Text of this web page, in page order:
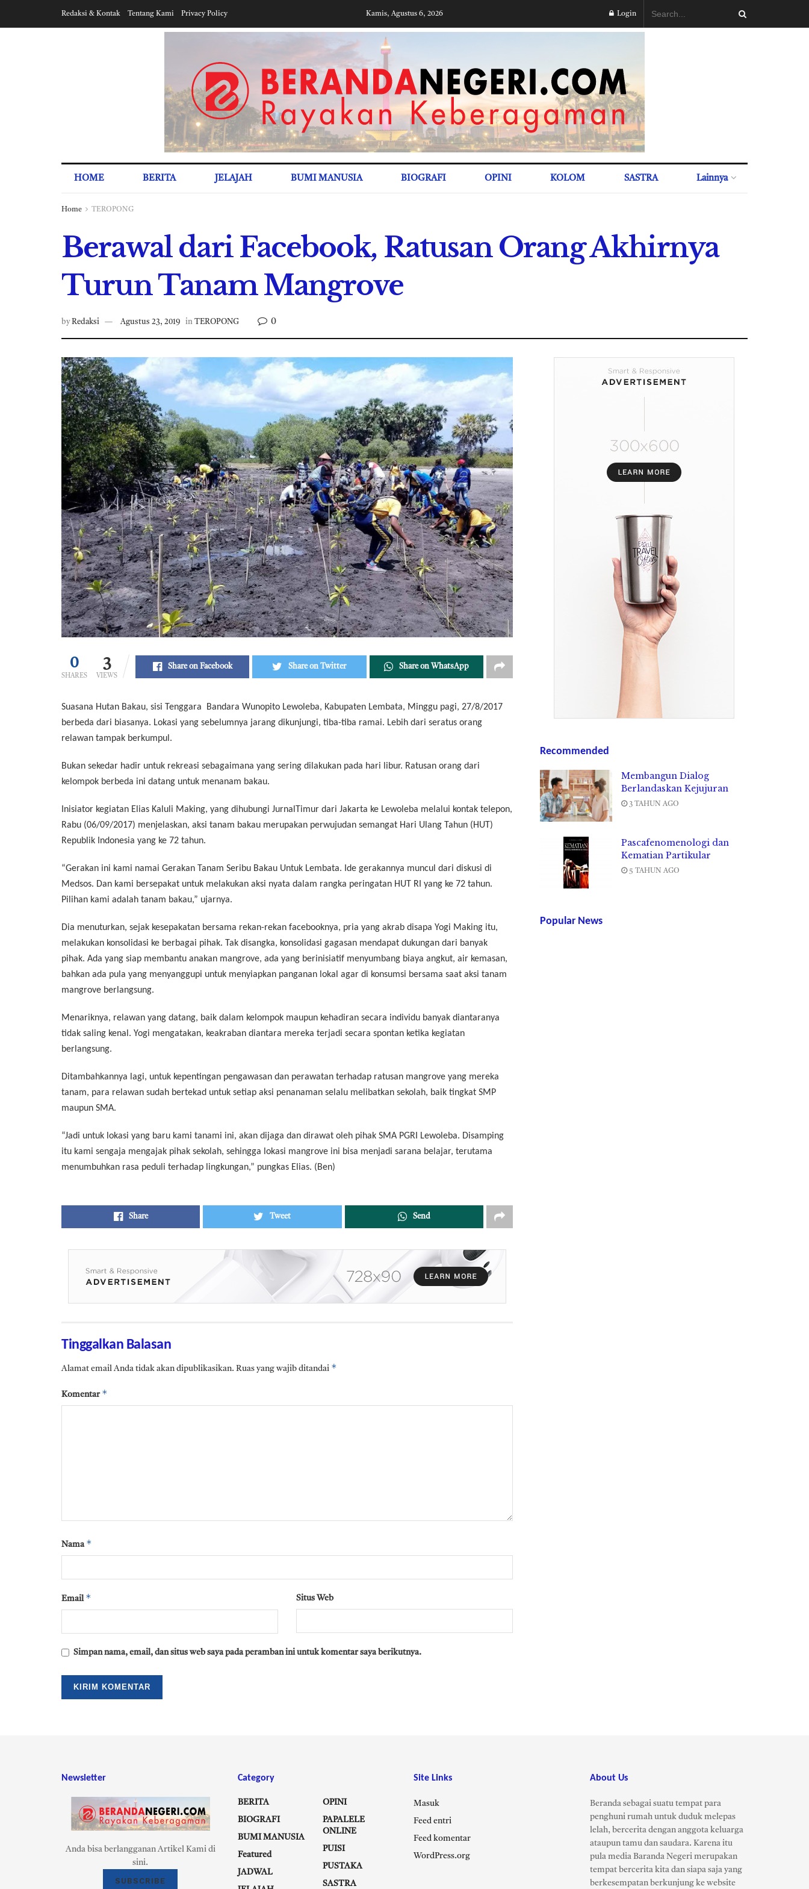
Redaksi & Kontak Tentang Kami Privacy Policy Kamis, Agustus 6, 2026 Login
HOME BERITA JELAJAH BUMI MANUSIA BIOGRAFI OPINI KOLOM SASTRA Lainnya
Home TEROPONG
Berawal dari Facebook, Ratusan Orang Akhirnya
Turun Tanam Mangrove
by Redaksi Agustus 23, 2019 in TEROPONG 0
0
SHARES
3
VIEWS
Share on Facebook Share on Twitter Share on WhatsApp
Suasana Hutan Bakau, sisi Tenggara Bandara Wunopito Lewoleba, Kabupaten Lembata, Minggu pagi, 27/8/2017
berbeda dari biasanya. Lokasi yang sebelumnya jarang dikunjungi, tiba-tiba ramai. Lebih dari seratus orang
relawan tampak berkumpul.
Bukan sekedar hadir untuk rekreasi sebagaimana yang sering dilakukan pada hari libur. Ratusan orang dari
kelompok berbeda ini datang untuk menanam bakau.
Inisiator kegiatan Elias Kaluli Making, yang dihubungi JurnalTimur dari Jakarta ke Lewoleba melalui kontak telepon,
Rabu (06/09/2017) menjelaskan, aksi tanam bakau merupakan perwujudan semangat Hari Ulang Tahun (HUT)
Republik Indonesia yang ke 72 tahun.
“Gerakan ini kami namai Gerakan Tanam Seribu Bakau Untuk Lembata. Ide gerakannya muncul dari diskusi di
Medsos. Dan kami bersepakat untuk melakukan aksi nyata dalam rangka peringatan HUT RI yang ke 72 tahun.
Pilihan kami adalah tanam bakau,” ujarnya.
Dia menuturkan, sejak kesepakatan bersama rekan-rekan facebooknya, pria yang akrab disapa Yogi Making itu,
melakukan konsolidasi ke berbagai pihak. Tak disangka, konsolidasi gagasan mendapat dukungan dari banyak
pihak. Ada yang siap membantu anakan mangrove, ada yang berinisiatif menyumbang biaya angkut, air kemasan,
bahkan ada pula yang menyanggupi untuk menyiapkan panganan lokal agar di konsumsi bersama saat aksi tanam
mangrove berlangsung.
Menariknya, relawan yang datang, baik dalam kelompok maupun kehadiran secara individu banyak diantaranya
tidak saling kenal. Yogi mengatakan, keakraban diantara mereka terjadi secara spontan ketika kegiatan
berlangsung.
Ditambahkannya lagi, untuk kepentingan pengawasan dan perawatan terhadap ratusan mangrove yang mereka
tanam, para relawan sudah bertekad untuk setiap aksi penanaman selalu melibatkan sekolah, baik tingkat SMP
maupun SMA.
“Jadi untuk lokasi yang baru kami tanami ini, akan dijaga dan dirawat oleh pihak SMA PGRI Lewoleba. Disamping
itu kami sengaja mengajak pihak sekolah, sehingga lokasi mangrove ini bisa menjadi sarana belajar, terutama
menumbuhkan rasa peduli terhadap lingkungan,” pungkas Elias. (Ben)
Share Tweet Send
Tinggalkan Balasan
Alamat email Anda tidak akan dipublikasikan. Ruas yang wajib ditandai *
Komentar *
Nama *
Email * Situs Web
Simpan nama, email, dan situs web saya pada peramban ini untuk komentar saya berikutnya.
Recommended
Membangun Dialog
Berlandaskan Kejujuran
3 TAHUN AGO
Pascafenomenologi dan
Kematian Partikular
5 TAHUN AGO
Popular News
Newsletter
Anda bisa berlangganan Artikel Kami di
sini.
SUBSCRIBE
Category
BERITA
BIOGRAFI
BUMI MANUSIA
Featured
JADWAL
OPINI
PAPALELE
ONLINE
PUISI
PUSTAKA
SASTRA
Site Links
Masuk
Feed entri
Feed komentar
WordPress.org
About Us
Beranda sebagai suatu tempat para
penghuni rumah untuk duduk melepas
lelah, bercerita dengan anggota keluarga
ataupun tamu dan saudara. Karena itu
pula media Baranda Negeri merupakan
tempat bercerita kita dan siapa saja yang
berkesempatan berkunjung ke website